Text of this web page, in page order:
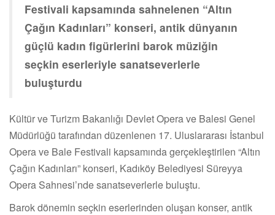
Festivali kapsamında sahnelenen “Altın
Çağın Kadınları” konseri, antik dünyanın
güçlü kadın figürlerini barok müziğin
seçkin eserleriyle sanatseverlerle
buluşturdu
Kültür ve Turizm Bakanlığı Devlet Opera ve Balesi Genel
Müdürlüğü tarafından düzenlenen 17. Uluslararası İstanbul
Opera ve Bale Festivali kapsamında gerçekleştirilen “Altın
Çağın Kadınları” konseri, Kadıköy Belediyesi Süreyya
Opera Sahnesi’nde sanatseverlerle buluştu.
Barok dönemin seçkin eserlerinden oluşan konser, antik